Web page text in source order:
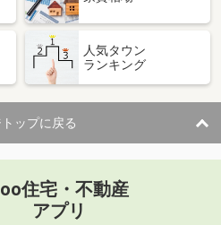
人気タウン
ランキング
ップに戻る
住宅・不動産
アプリ